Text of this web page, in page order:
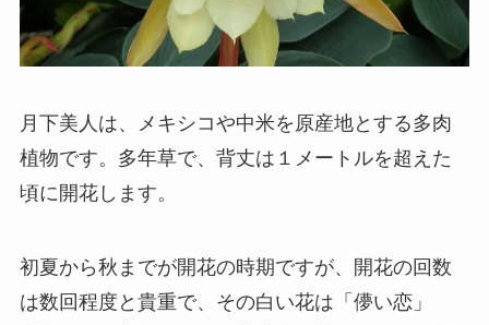
月下美人は、
メキシコや中米を原産地とする多肉
植物です。多年草で、背丈は１メートルを超えた
頃に開花します。
初夏から秋までが開花の時期ですが、開花の回数
は数回程度と貴重で、その白い花は「儚い恋」